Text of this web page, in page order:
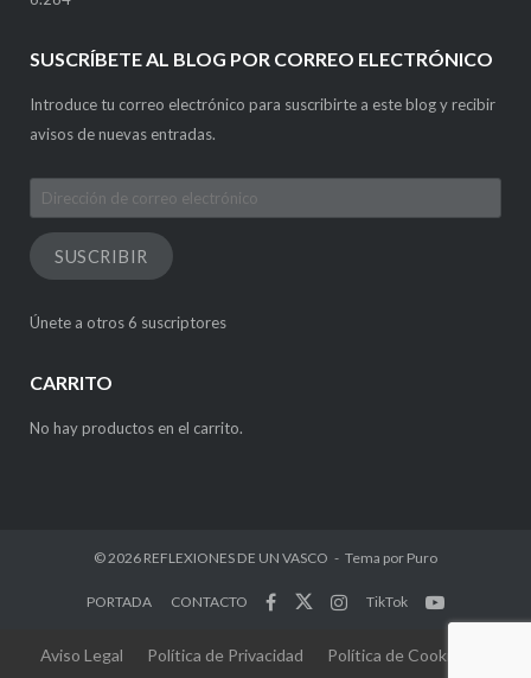
SUSCRÍBETE AL BLOG POR CORREO ELECTRÓNICO
Introduce tu correo electrónico para suscribirte a este blog y recibir
avisos de nuevas entradas.
Dirección
de
correo
electrónico
SUSCRIBIR
Únete a otros 6 suscriptores
CARRITO
No hay productos en el carrito.
© 2026 REFLEXIONES DE UN VASCO Tema por Puro
PORTADA CONTACTO TikTok
Aviso Legal Política de Privacidad
Política de Cookies